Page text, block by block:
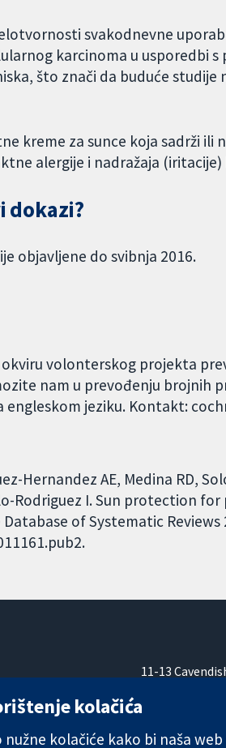
svakodnevne
karcinoma u usporedbi
što znači da buduće
kreme za sunce koja sadrži ili
alergije i nadražaja (iritacije)
dokazi?
objavljene do svibnja 2016.
okviru volonterskog projekta
nam u prevođenju brojnih
engleskom jeziku. Kontakt:
Hernandez AE, Medina RD,
Rodriguez I. Sun protection
of Systematic Reviews
11-13
W1G 0AN
kolačića
nužne kolačiće kako bi naša